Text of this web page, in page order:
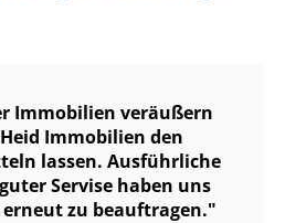
Immobilien veräußern
Immobilien den
lassen. Ausführliche
Servise haben uns
zu beauftragen.